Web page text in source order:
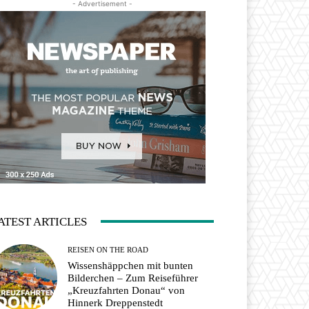
- Advertisement -
ARTICLES
REISEN ON THE ROAD
Wissenshäppchen mit bunten
Bilderchen – Zum Reiseführer
„Kreuzfahrten Donau“ von
Hinnerk Dreppenstedt